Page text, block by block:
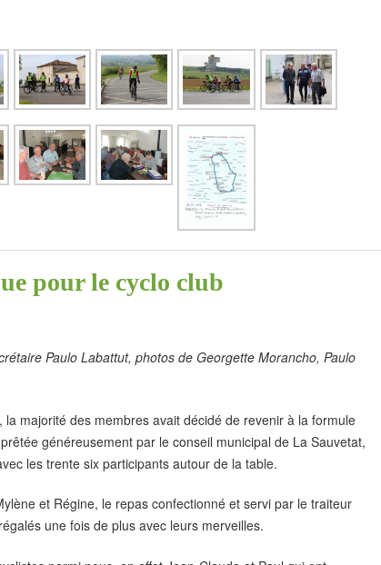
pour le cyclo club
Paulo Labattut, photos de Georgette Morancho, Paulo
la majorité des membres avait décidé de revenir à la formule
généreusement par le conseil municipal de La Sauvetat,
les trente six participants autour de la table.
et Régine, le repas confectionné et servi par le traiteur
une fois de plus avec leurs merveilles.